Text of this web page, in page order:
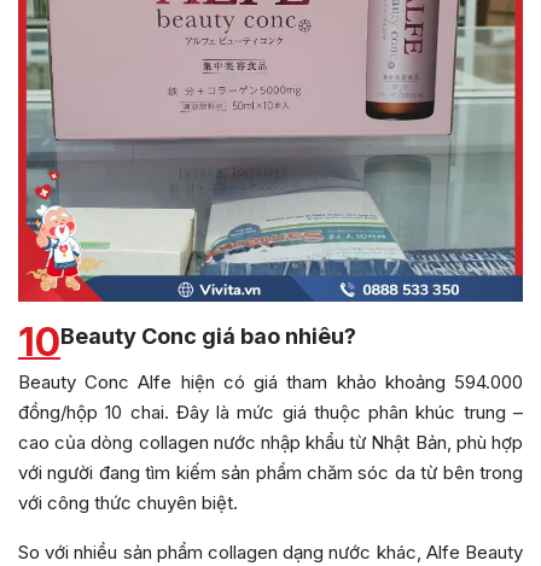
10Beauty Conc giá bao nhiêu?
Beauty Conc Alfe hiện có giá tham khảo khoảng 594.000
đồng/hộp 10 chai. Đây là mức giá thuộc phân khúc trung –
cao của dòng collagen nước nhập khẩu từ Nhật Bản, phù hợp
với người đang tìm kiếm sản phẩm chăm sóc da từ bên trong
với công thức chuyên biệt.
So với nhiều sản phẩm collagen dạng nước khác, Alfe Beauty